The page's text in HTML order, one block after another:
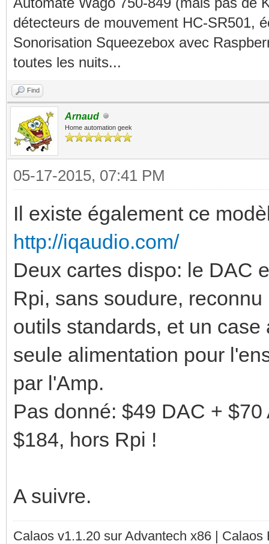
détecteurs de mouvement HC-SR501,
Sonorisation Squeezebox avec
toutes les nuits...
Find
Arnaud
Home automation geek
05-17-2015, 07:41 PM
Il existe également ce
http://iqaudio.com/
Deux cartes dispo: le DAC
Rpi, sans soudure,
outils standards, et un
seule alimentation pour
par l'Amp.
Pas donné: $49 DAC +
$184, hors Rpi !
A suivre.
Calaos v1.1.20 sur Advantech x86 |